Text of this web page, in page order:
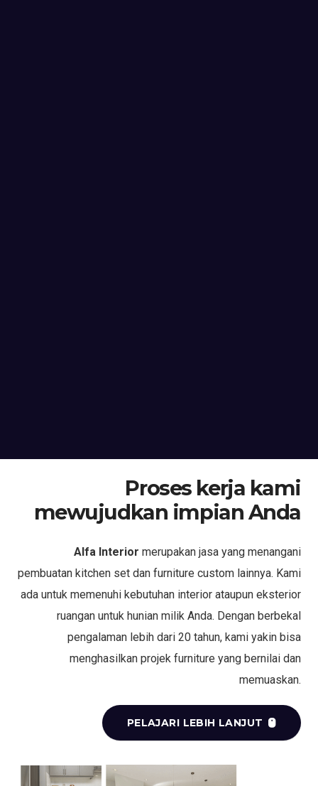
Proses kerja kami
mewujudkan impian Anda
Alfa Interior merupakan jasa yang menangani
pembuatan kitchen set dan furniture custom lainnya. Kami
ada untuk memenuhi kebutuhan interior ataupun eksterior
ruangan untuk hunian milik Anda. Dengan berbekal
pengalaman lebih dari 20 tahun, kami yakin bisa
menghasilkan projek furniture yang bernilai dan
memuaskan.
PELAJARI LEBIH LANJUT